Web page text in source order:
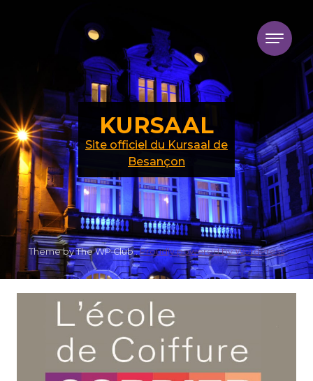
KURSAAL
Site officiel du Kursaal de
Besançon
Theme by The WP Club .Proudly powered by WordPress